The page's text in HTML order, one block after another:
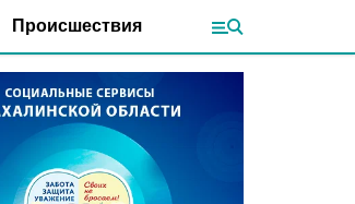
Происшествия